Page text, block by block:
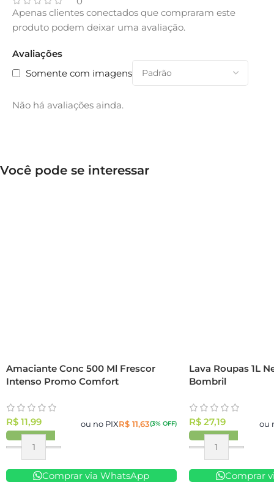
Avaliações
Somente com imagens
Não há avaliações ainda.
Apenas clientes conectados que compraram este
produto podem deixar uma avaliação.
Você pode se interessar
Amaciante Conc 500 Ml Frescor
Intenso Promo Comfort
R$ 11,99 ou no PIXR$11,63(3% OFF)
Comprar via WhatsApp
Lava Roupas 1L
Bombril
R$27,19 ou
Comprar